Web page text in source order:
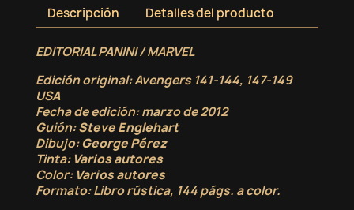
Descripción Detalles del producto
EDITORIAL PANINI / MARVEL
Edición original: Avengers 141-144, 147-149
USA
Fecha de edición: marzo de 2012
Guión:Steve Englehart
Dibujo:George Pérez
Tinta: Varios autores
Color: Varios autores
Formato: Libro rústica, 144 págs. a color.